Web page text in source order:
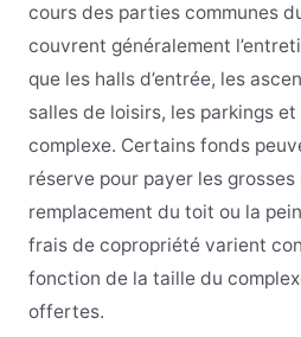
cours des parties communes
couvrent généralement
que les halls d’entrée, les
salles de loisirs, les parkings
complexe. Certains fonds
réserve pour payer les
remplacement du toit ou la
frais de copropriété varient
fonction de la taille du
offertes.